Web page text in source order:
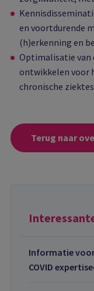
en voortdurende
(h)erkenning en
Optimalisatie van
ontwikkelen voor
chronische
Terug naar
Informatie
COVID